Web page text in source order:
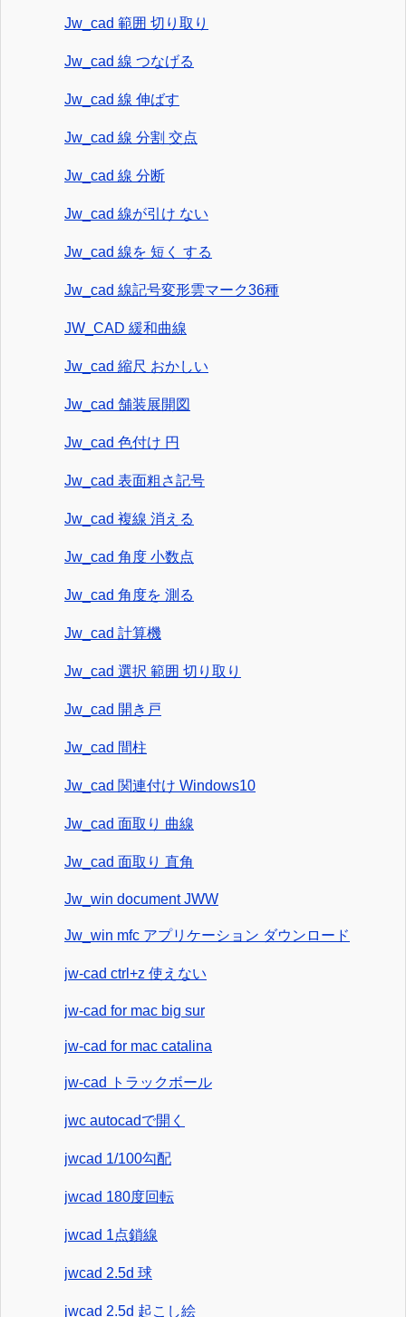
Jw_cad 範囲 切り取り
Jw_cad 線 つなげる
Jw_cad 線 伸ばす
Jw_cad 線 分割 交点
Jw_cad 線 分断
Jw_cad 線が引け ない
Jw_cad 線を 短く する
Jw_cad 線記号変形雲マーク36種
JW_CAD 緩和曲線
Jw_cad 縮尺 おかしい
Jw_cad 舗装展開図
Jw_cad 色付け 円
Jw_cad 表面粗さ記号
Jw_cad 複線 消える
Jw_cad 角度 小数点
Jw_cad 角度を 測る
Jw_cad 計算機
Jw_cad 選択 範囲 切り取り
Jw_cad 開き戸
Jw_cad 間柱
Jw_cad 関連付け Windows10
Jw_cad 面取り 曲線
Jw_cad 面取り 直角
Jw_win document JWW
Jw_win mfc アプリケーション ダウンロード
jw-cad ctrl+z 使えない
jw-cad for mac big sur
jw-cad for mac catalina
jw-cad トラックボール
jwc autocadで開く
jwcad 1/100勾配
jwcad 180度回転
jwcad 1点鎖線
jwcad 2.5d 球
jwcad 2.5d 起こし絵